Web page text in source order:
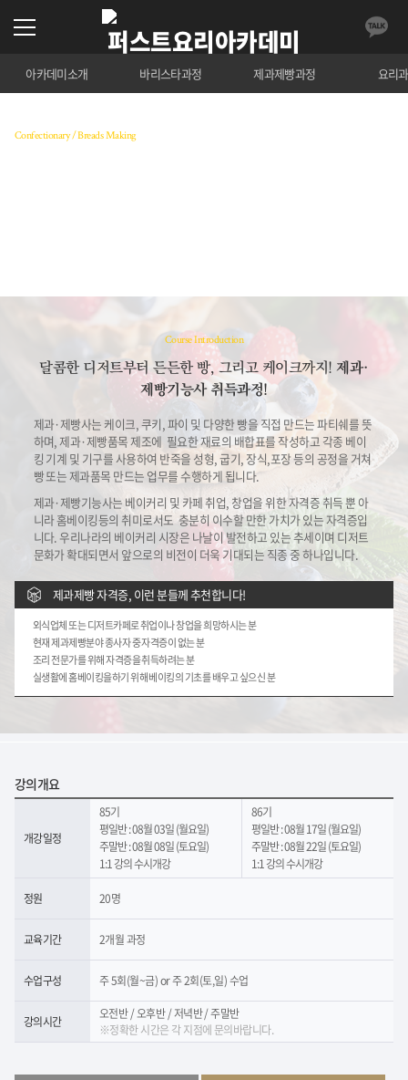
아카데미소개 바리스타과정 제과제빵과정 요리
Confectionary / Breads Making
Course Introduction
달콤한 디저트부터 든든한 빵, 그리고 케이크까지!제과·
제빵기능사 취득과정!
제과·제빵사는 케이크, 쿠키, 파이 및 다양한 빵을 직접 만드는 파티쉐를 뜻
하며, 제과·제빵품목 제조에 필요한 재료의 배합표를 작성하고 각종 베이
킹 기계 및 기구를 사용하여 반죽을 성형, 굽기, 장식,포장 등의 공정을 거쳐
빵 또는 제과품목 만드는 업무를 수행하게 됩니다.
제과·제빵기능사는 베이커리 및 카페 취업, 창업을 위한 자격증 취득 뿐 아
니라 홈베이킹등의 취미로서도 충분히 이수할 만한 가치가 있는 자격증입
니다. 우리나라의 베이커리 시장은 나날이 발전하고 있는추세이며 디저트
문화가 확대되면서 앞으로의 비전이 더욱 기대되는 직종 중 하나입니다.
제과제빵 자격증, 이런 분들께 추천합니다!
외식업체 또는 디저트카페로 취업이나 창업을 희망하시는 분
현재 제과제빵분야 종사자 중 자격증이 없는 분
조리 전문가를 위해 자격증을 취득하려는 분
실생활에 홈베이킹을하기 위해 베이킹의 기초를 배우고 싶으신 분
강의개요
개강일정
85기
평일반 : 08월 03일 (월요일)
주말반 : 08월 08일 (토요일)
1:1 강의 수시개강
86기
평일반 : 08월 17일 (월요일)
주말반 : 08월 22일 (토요일)
1:1 강의 수시개강
정원 20명
교육기간 2개월 과정
수업구성 주 5회(월~금) or 주 2회(토,일) 수업
강의시간
오전반 / 오후반 / 저녁반 / 주말반
※정확한 시간은 각 지점에 문의바랍니다.